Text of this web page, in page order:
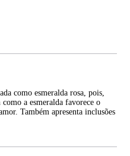
como esmeralda rosa, pois,
a esmeralda favorece o
Também apresenta inclusões